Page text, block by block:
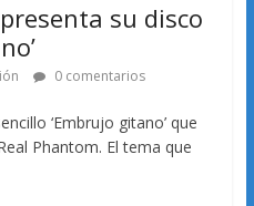
su disco
0 comentarios
‘Embrujo gitano’ que
Phantom. El tema que